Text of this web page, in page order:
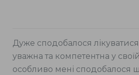
Дуже сподобалося
уважна та компетентна у
особливо мені сподобалося